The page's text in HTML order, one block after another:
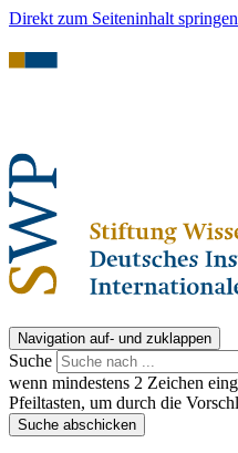
Direkt zum Seiteninhalt springen
Navigation auf- und zuklappen
Suche
wenn mindestens 2 Zeichen
Pfeiltasten, um durch die
Suche abschicken